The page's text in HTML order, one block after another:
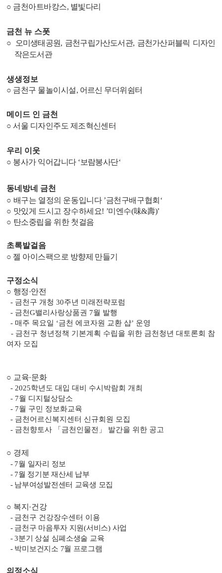
○ 금천아트바캉스, 별빛다리
금천 뉴 스폿
○
오미생태공원, 금천구립가산도서관, 금천가산퍼블릭 디자인
작은도서관
생생정보
○ 금천구 물놀이시설, 어르신 무더위쉼터
메이드 인 금천
○서울 디자인주도 제조혁신센터
우리 이웃
○ 봉사가 익어갑니다 ‘ 보람봉사단‘
동네방네 금천
○ 배구는 열정의 운동입니다 ’금천구배구협회 ‘
○ 맛있게 드시고 장수하세요! ’미엔수(味&壽)’
○ 탄소중립을 위한 첫걸음
초록발걸음
○ 젤 아이스팩으로 방향제 만들기
구정소식
○ 행정·안전
- 금천구 개청30주년 미래전략포럼
- 금천G밸리사랑상품권 7월 발행
- 매주 목요일 ‘금천 에코자원 교환 샵’ 운영
- 금천구 청년정책 기본계획 수립을 위한 금천청년 대토론회 참
여자 모집
○ 교육·문화
- 2025학년도 대입 대비 수시박람회 개최
- 7월 디지털상담소
- 7월 구민 정보화교육
- 금천어르신복지센터 신규회원 모집
- 금천향토사 「 금천인물전 」 발간을 위한 공고
○ 경제
- 7월 일자리 정보
- 7월 정기분 재산세 납부
- 남부여성발전센터 교육생 모집
○ 복지 ·건강
- 금천구 건강장수센터 이용
- 금천구 마음투자 지원(서비스) 사업
- 3분기 상설 심폐소생술 교육
- 박미보건지소 7월 프로그램
의정소식